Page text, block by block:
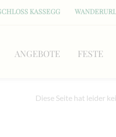
KASSEGG
ANGEBOTE FESTE
Diese Seite hat leider